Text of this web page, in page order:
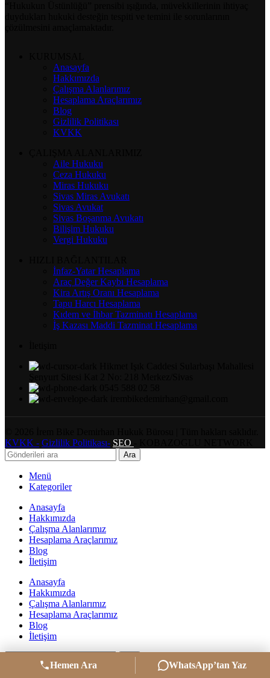
Hemen Ara WhatsApp’tan Yaz
Anasayfa
Hakkımızda
Çalışma Alanlarımız
Hesaplama Araçlarımız
Blog
Gizlilik Politikası
KVKK
Aile Hukuku
Ceza Hukuku
Miras Hukuku
Sivas Miras Avukatı
Sivas Avukat
Sivas Boşanma Avukatı
Bilişim Hukuku
Vergi Hukuku
İnfaz-Yatar Hesaplama
Araç Değer Kaybı Hesaplama
Kira Artış Oranı Hesaplama
Tapu Harcı Hesaplama
Kıdem ve İhbar Tazminatı Hesaplama
İş Kazası Maddi Tazminat Hesaplama
KVKK - Gizlilik Politikası- SEO
Ara
Menü
Kategoriler
Anasayfa
Hakkımızda
Çalışma Alanlarımız
Hesaplama Araçlarımız
Blog
İletişim
Anasayfa
Hakkımızda
Çalışma Alanlarımız
Hesaplama Araçlarımız
Blog
İletişim
Ara
Aradığınız gönderileri görmek için yazmaya başlayın.